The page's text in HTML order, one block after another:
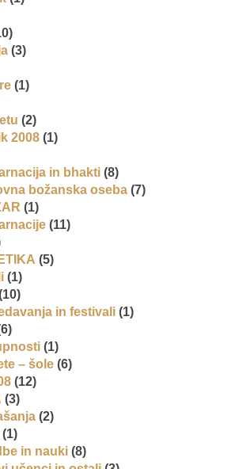
(3)
(1)
(2)
2008 (1)
in bhakti (8)
božanska oseba (7)
(1)
(11)
(5)
(1)
in festivali (1)
(1)
– šole (6)
(12)
(3)
(2)
(1)
in nauki (8)